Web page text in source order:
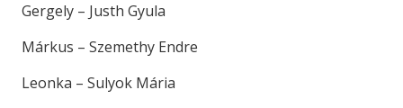
Gergely – Justh Gyula
Márkus – Szemethy Endre
Leonka – Sulyok Mária